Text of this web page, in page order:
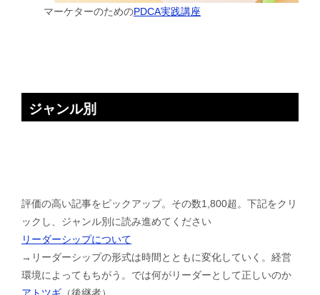
マーケターのためのPDCA実践講座
ジャンル別
評価の高い記事をピックアップ。その数1,800超。下記をクリ
ックし、ジャンル別に読み進めてください
リーダーシップについて
→リーダーシップの形式は時間とともに変化していく。経営
環境によってもちがう。では何がリーダーとして正しいのか
アトツギ （後継者）